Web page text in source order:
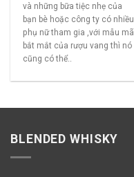
và những bữa tiệc nhẹ của
bạn bè hoặc công ty có nhiều
phụ nữ tham gia ,với mẫu mã
bắt mắt của rượu vang thì nó
cũng có thể..
BLENDED WHISKY